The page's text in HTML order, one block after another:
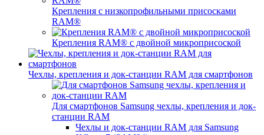
Крепления с низкопрофильными присосками
RAM®
Крепления RAM® с двойной микроприсоской
Чехлы, крепления и док-станции RAM для смартфонов
Для смартфонов Samsung чехлы, крепления и док-
станции RAM
Чехлы и док-станции RAM для Samsung